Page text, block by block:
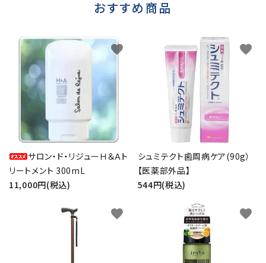
おすすめ商品
サロン・ド・リジューＨ＆Ａト
リートメント 300mL
11,000円(税込)
favorite
シュミテクト歯周病ケア(90g）
【医薬部外品】
544円(税込)
favorite
favorite favorite